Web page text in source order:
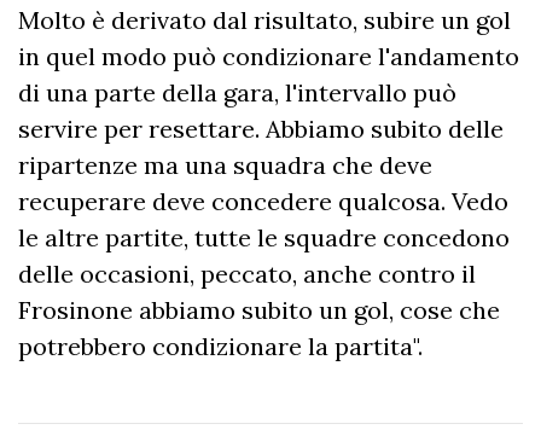
Molto è derivato dal risultato, subire un gol
in quel modo può condizionare l'andamento
di una parte della gara, l'intervallo può
servire per resettare. Abbiamo subito delle
ripartenze ma una squadra che deve
recuperare deve concedere qualcosa. Vedo
le altre partite, tutte le squadre concedono
delle occasioni, peccato, anche contro il
Frosinone abbiamo subito un gol, cose che
potrebbero condizionare la partita".